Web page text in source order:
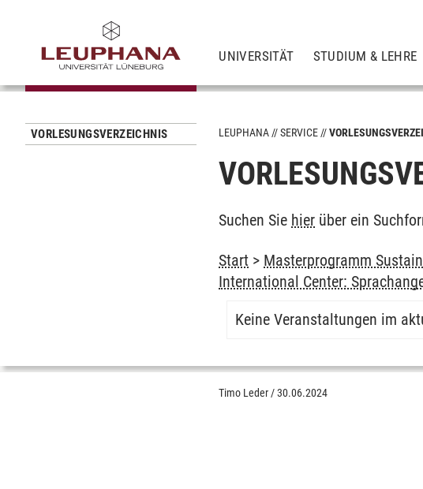
UNIVERSITÄT STUDIUM & LEHRE
VORLESUNGSVERZEICHNIS LEUPHANA SERVICE
Suchen Sie hier über ein
Start > Masterprogramm
International Center:
Keine Veranstaltungen im
Timo Leder /30.06.2024